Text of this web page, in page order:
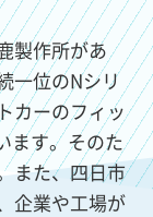
製作所があ
一位のNシリ
カーのフィッ
ます。そのた
また、四日市
企業や工場が